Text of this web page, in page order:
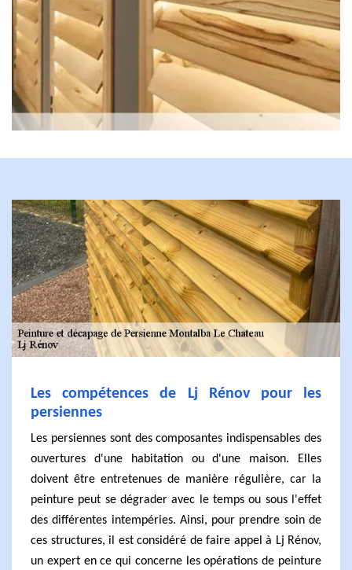
Les compétences de Lj Rénov pour les
persiennes
Les persiennes sont des composantes indispensables des
ouvertures d'une habitation ou d'une maison. Elles
doivent être entretenues de manière régulière, car la
peinture peut se dégrader avec le temps ou sous l'effet
des différentes intempéries. Ainsi, pour prendre soin de
ces structures, il est considéré de faire appel à Lj Rénov,
un expert en ce qui concerne les opérations de peinture